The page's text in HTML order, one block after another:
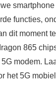
functies,
dit moment
865
modem.
het 5G